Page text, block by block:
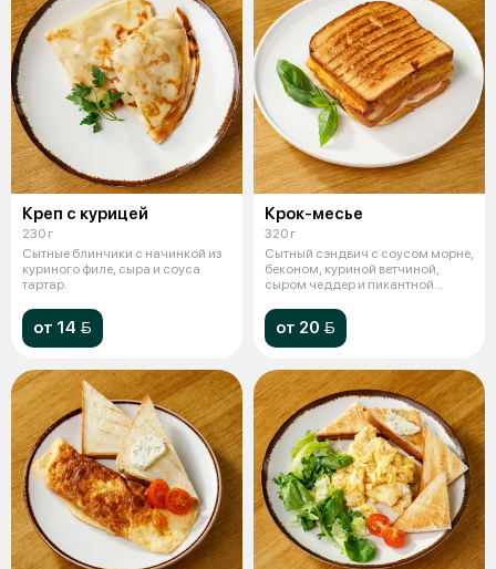
Креп с курицей
230 г
Сытные блинчики с начинкой из
куриного филе, сыра и соуса
тартар.
от 14 
Крок-месье
320 г
Сытный сэндвич с соусом морне,
беконом, куриной ветчиной,
сыром чеддер и пикантной
от 20 